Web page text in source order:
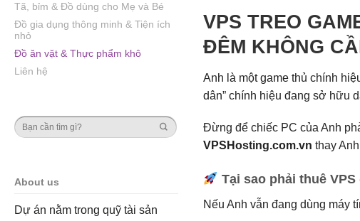
Tã, bỉm & Đồ dùng cho Mẹ và Bé
Đồ gia dụng thông minh & Tiện ích
nhỏ
Đồ ăn vặt & Thực phẩm khô
Liên hệ
About us
Dự án nằm trong quỹ tài sản
VPS TREO
ĐÊM KHÔNG
Anh là một game thủ chính
dân” chính hiệu đang sở hữu
Đừng để chiếc PC của Anh
VPSHosting.com.vn thay
Tại sao phải thuê
Nếu Anh vẫn đang dùng máy